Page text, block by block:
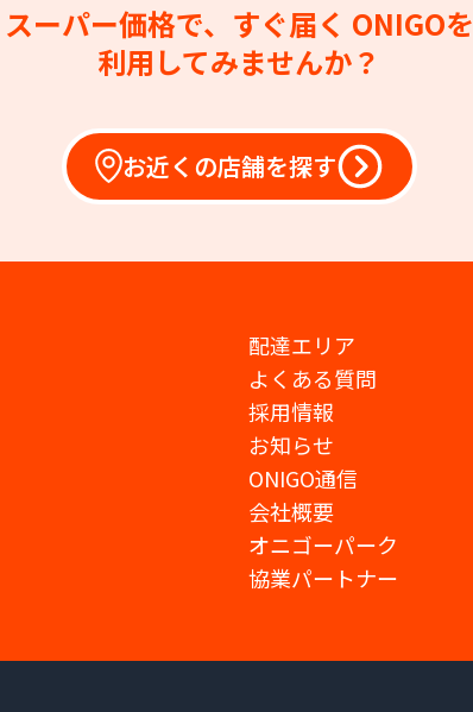
スーパー価格で、すぐ届く ONIGOを
利用してみませんか？
お近くの店舗を探す
配達エリア
よくある質問
採用情報
お知らせ
ONIGO通信
会社概要
オニゴーパーク
協業パートナー